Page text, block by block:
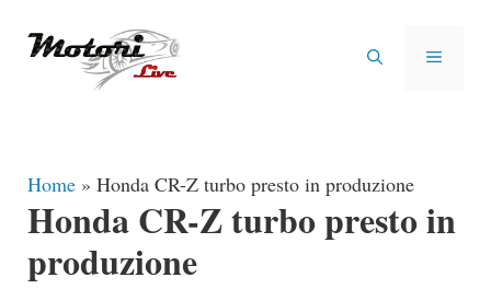
MENU
Home » Honda CR-Z turbo presto in produzione
Honda CR-Z turbo presto in
produzione